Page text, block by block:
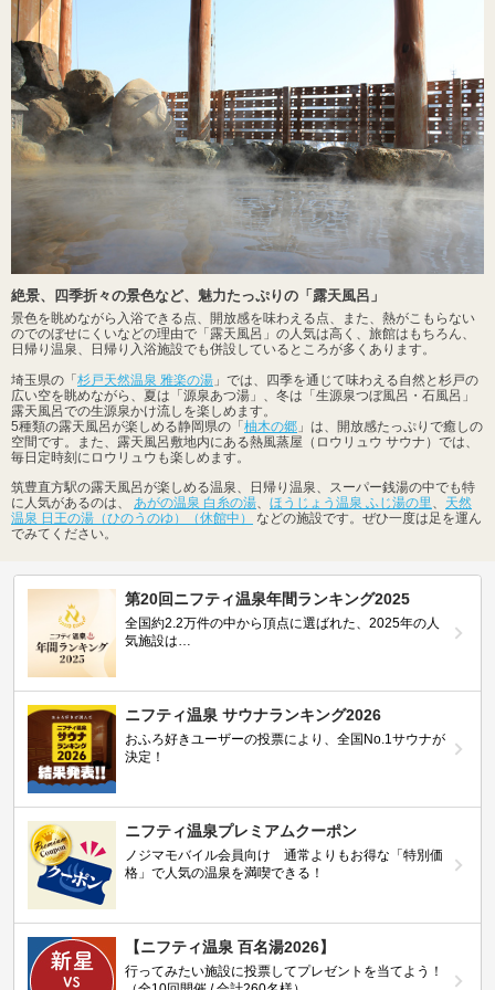
絶景、四季折々の景色など、魅力たっぷりの「露天風呂」
景色を眺めながら入浴できる点、開放感を味わえる点、また、熱がこもらない
のでのぼせにくいなどの理由で「露天風呂」の人気は高く、旅館はもちろん、
日帰り温泉、日帰り入浴施設でも併設しているところが多くあります。
埼玉県の「 杉戸天然温泉 雅楽の湯 」では、四季を通じて味わえる自然と杉戸の
広い空を眺めながら、夏は「源泉あつ湯」、冬は「生源泉つぼ風呂・石風呂」
露天風呂での生源泉かけ流しを楽しめます。
5種類の露天風呂が楽しめる静岡県の「 柚木の郷 」は、開放感たっぷりで癒しの
空間です。また、露天風呂敷地内にある熱風蒸屋（ロウリュウ サウナ）では、
毎日定時刻にロウリュウも楽しめます。
筑豊直方駅の露天風呂が楽しめる温泉、日帰り温泉、スーパー銭湯の中でも特
に人気があるのは、 あがの温泉 白糸の湯、 ほうじょう温泉 ふじ湯の里、 天然
温泉 日王の湯（ひのうのゆ）（休館中）
などの施設です。ぜひ一度は足を運ん
でみてください。
第20回ニフティ温泉年間ランキング2025
全国約2.2万件の中から頂点に選ばれた、2025年の人
気施設は…
ニフティ温泉 サウナランキング2026
おふろ好きユーザーの投票により、全国No.1サウナが
決定！
ニフティ温泉プレミアムクーポン
ノジマモバイル会員向け 通常よりもお得な「特別価
格」で人気の温泉を満喫できる！
【ニフティ温泉 百名湯2026】
行ってみたい施設に投票してプレゼントを当てよう！